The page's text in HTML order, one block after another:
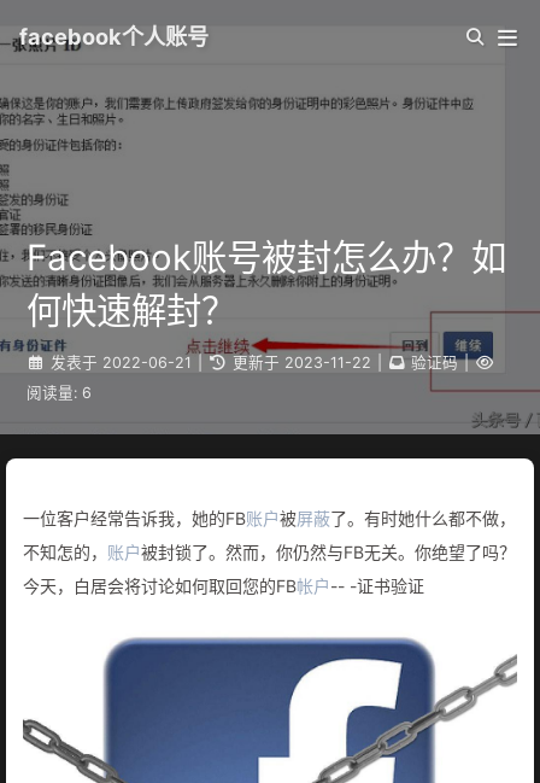
facebook个人账号
Facebook账号被封怎么办？如
何快速解封？
发表于 2022-06-21 更新于 2023-11-22 验证码 |
阅读量: 6
一位客户经常告诉我，她的FB账户被屏蔽了。有时她什么都不做，
不知怎的， 账户被封锁了。然而，你仍然与FB无关。你绝望了吗？
今天，白居会将讨论如何取回您的FB帐户-- -证书验证